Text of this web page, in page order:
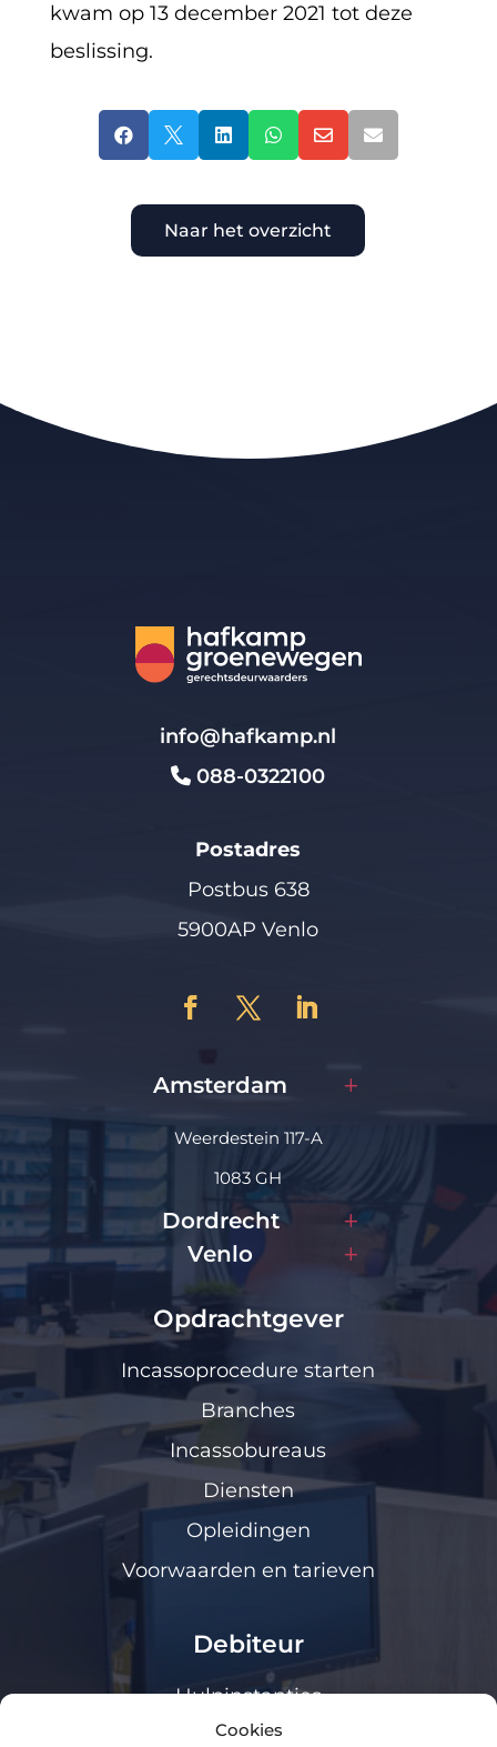
Cookies
kwam op 13 december 2021 tot deze
beslissing.
     
Naar het overzicht
info@hafkamp.nl
088-0322100
Postadres
Postbus 638
5900AP Venlo
Amsterdam
Weerdestein 117-A
1083 GH
Dordrecht
Venlo
Opdrachtgever
Incassoprocedure starten
Branches
Incassobureaus
Diensten
Opleidingen
Voorwaarden en tarieven
Debiteur
Hulpinstanties
Klanten loket